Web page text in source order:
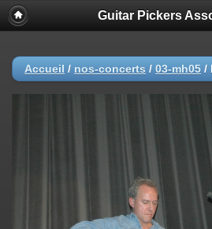
Guitar Pickers
Accueil / nos-concerts / 03-mh05 /